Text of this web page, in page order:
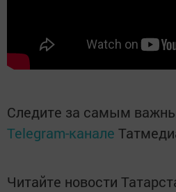
Следите за самым
Telegram-канале
Читайте новости